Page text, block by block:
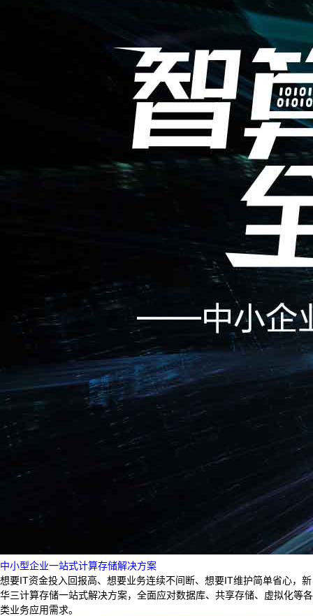
中小型企业一站式计算存储解决方案
想要IT资金投入回报高、想要业务连续不间断、想要IT维护简单省心，新
华三计算存储一站式解决方案，全面应对数据库、共享存储、虚拟化等各
类业务应用需求。